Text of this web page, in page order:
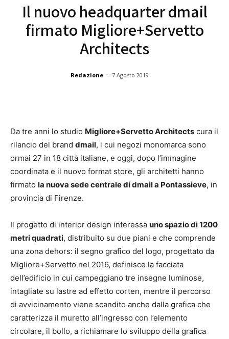
Il nuovo headquarter dmail
firmato Migliore+Servetto
Architects
Redazione - 7 Agosto 2019
Da tre anni lo studio Migliore+Servetto Architects cura il
rilancio del brand dmail, i cui negozi monomarca sono
ormai 27 in 18 città italiane, e oggi, dopo l’immagine
coordinata e il nuovo format store, gli architetti hanno
firmato la nuova sede centrale di dmail a Pontassieve, in
provincia di Firenze.
Il progetto di interior design interessa uno spazio di 1200
metri quadrati, distribuito su due piani e che comprende
una zona dehors: il segno grafico del logo, progettato da
Migliore+Servetto nel 2016, definisce la facciata
dell’edificio in cui campeggiano tre insegne luminose,
intagliate su lastre ad effetto corten, mentre il percorso
di avvicinamento viene scandito anche dalla grafica che
caratterizza il muretto all’ingresso con l’elemento
circolare, il bollo, a richiamare lo sviluppo della grafica